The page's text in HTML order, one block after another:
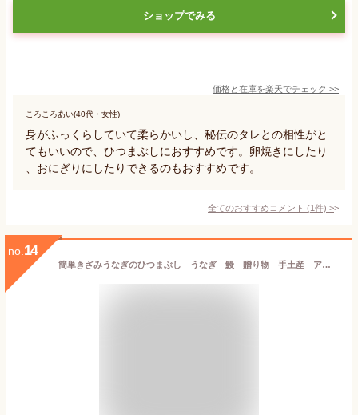
ショップでみる
価格と在庫を楽天でチェック >>
ころころあい(40代・女性)
身がふっくらしていて柔らかいし、秘伝のタレとの相性がと
てもいいので、ひつまぶしにおすすめです。卵焼きにしたり
、おにぎりにしたりできるのもおすすめです。
全てのおすすめコメント (1件) >
no. 14
簡単きざみうなぎのひつまぶし うなぎ 鰻 贈り物 手土産 アレンジ料理 (30袋入り) 中国産ニホンウナギ 完全国内自社加工